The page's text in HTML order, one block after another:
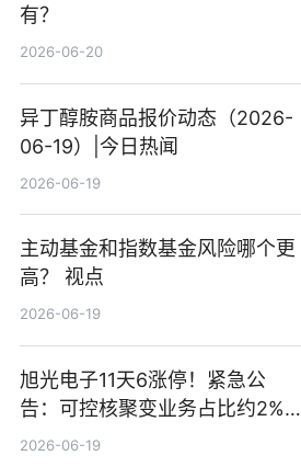
有？
2026-06-20
异丁醇胺商品报价动态（2026-
06-19）|今日热闻
2026-06-19
主动基金和指数基金风险哪个更
高？ 视点
2026-06-19
旭光电子11天6涨停！紧急公
告：可控核聚变业务占比约2%！
前沿热点
2026-06-19